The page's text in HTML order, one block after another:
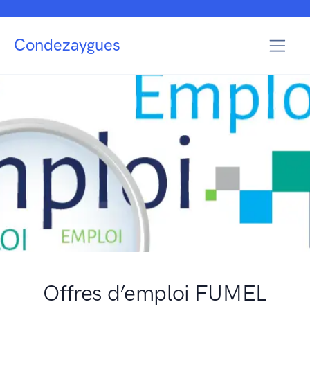
Condezaygues
Offres d’emploi FUMEL